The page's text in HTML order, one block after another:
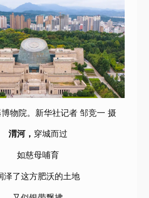
物院。新华社记者 邹竞一 摄
渭河， 穿城而过
如慈母哺育
泽了这方肥沃的土地